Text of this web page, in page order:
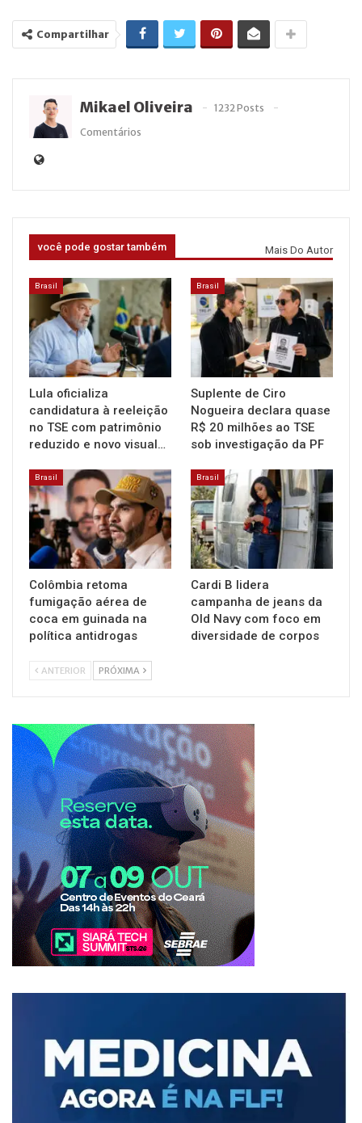
Compartilhar
Mikael Oliveira
1232 Posts
Comentários
você pode gostar também Mais Do Autor
Brasil
Lula oficializa
candidatura à reeleição
no TSE com patrimônio
reduzido e novo visual…
Brasil
Suplente de Ciro
Nogueira declara quase
R$ 20 milhões ao TSE
sob investigação da PF
Brasil
Colômbia retoma
fumigação aérea de
coca em guinada na
política antidrogas
Brasil
Cardi B lidera
campanha de jeans da
Old Navy com foco em
diversidade de corpos
ANTERIOR PRÓXIMA